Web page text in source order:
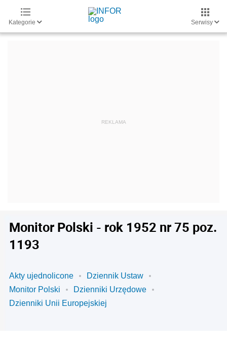
Kategorie Serwisy
Monitor Polski - rok 1952 nr 75 poz.
1193
Akty ujednolicone
Dziennik Ustaw
Monitor Polski
Dzienniki Urzędowe
Dzienniki Unii Europejskiej